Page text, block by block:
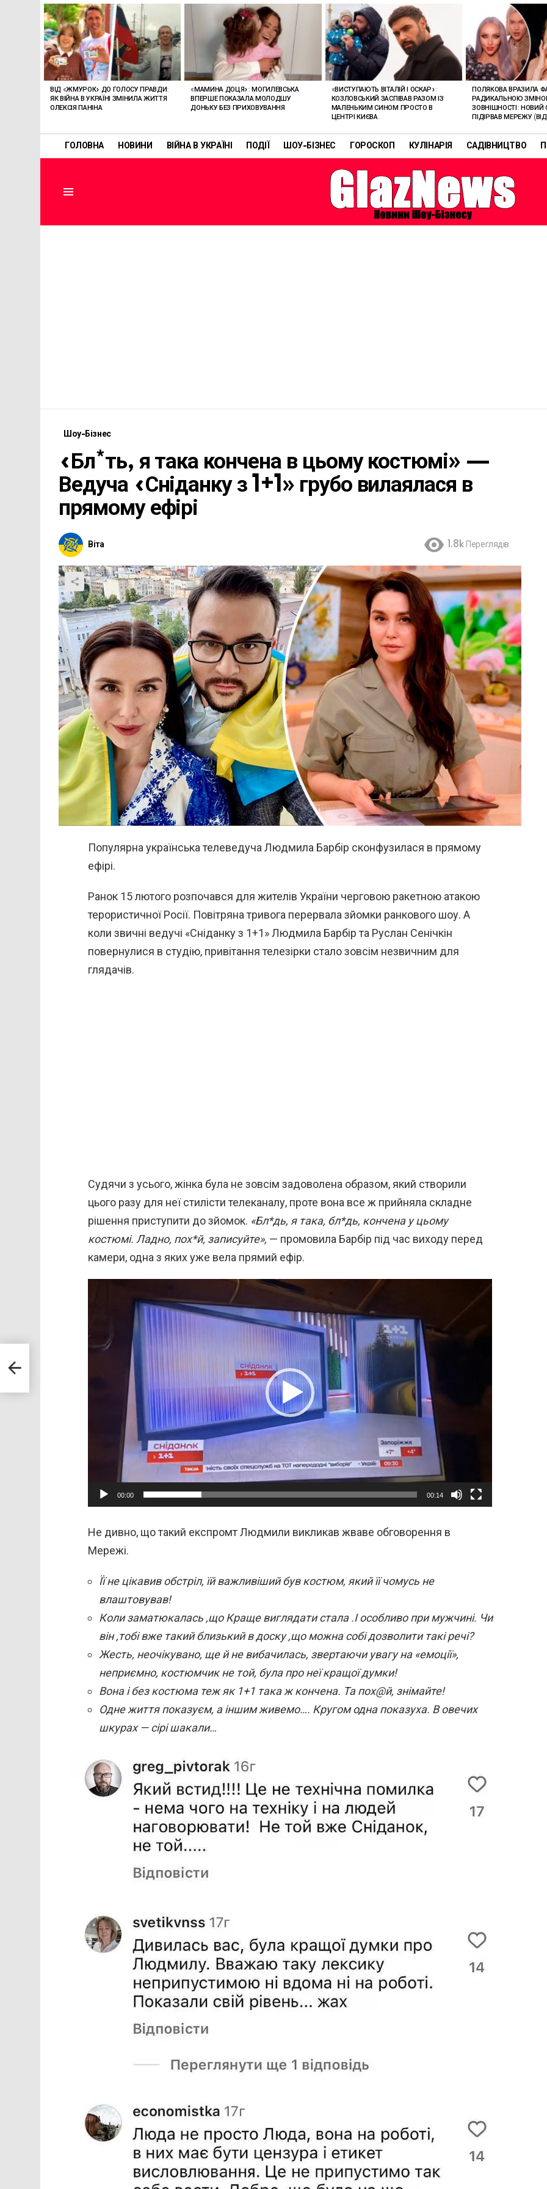
ГОЛОВНА НОВИНИ ВІЙНА В УКРАЇНІ ПОДІЇ ШОУ-БІЗНЕС ГОРОСКОП КУЛІНАРІЯ САДІВНИЦТВО
ОСТАННІ
СТАТТІ
ВІД «ЖМУРОК» ДО ГОЛОСУ ПРАВДИ:
ЯК ВІЙНА В УКРАЇНІ ЗМІНИЛА ЖИТТЯ
ОЛЕКСІЯ ПАНІНА
«МАМИНА ДОЦЯ»: МОГИЛЕВСЬКА
ВПЕРШЕ ПОКАЗАЛА МОЛОДШУ
ДОНЬКУ БЕЗ ПРИХОВУВАННЯ
«ВИСТУПАЮТЬ ВІТАЛІЙ І ОСКАР»:
КОЗЛОВСЬКИЙ ЗАСПІВАВ РАЗОМ ІЗ
МАЛЕНЬКИМ СИНОМ ПРОСТО В
ЦЕНТРІ КИЄВА.
ПОЛЯКОВА ВРАЗИЛА
РАДИКАЛЬНОЮ
ЗОВНІШНОСТІ: НОВИЙ
ПІДІРВАВ МЕРЕЖУ
Шоу-Бізнес
«Бл*ть, я така кончена в цьому костюмі» —
Ведуча «Сніданку з 1+1» грубо вилаялася в
прямому ефірі
Віта 1.8k Переглядів
Популярна українська телеведуча Людмила Барбір сконфузилася в прямому
ефірі.
Ранок 15 лютого розпочався для жителів України черговою ракетною атакою
терористичної Росії. Повітряна тривога перервала зйомки ранкового шоу. А
коли звичні ведучі «Сніданку з 1+1» Людмила Барбір та Руслан Сенічкін
повернулися в студію, привітання телезірки стало зовсім незвичним для
глядачів.
Судячи з усього, жінка була не зовсім задоволена образом, який створили
цього разу для неї стилісти телеканалу, проте вона все ж прийняла складне
рішення приступити до зйомок. «Бл*дь, я така, бл*дь, кончена у цьому
костюмі. Ладно, пох*й, записуйте», — промовила Барбір під час виходу перед
камери, одна з яких уже вела прямий ефір.
00:00 00:14
Не дивно, що такий експромт Людмили викликав жваве обговорення в
Мережі.
Її не цікавив обстріл, їй важливіший був костюм, який її чомусь не
влаштовував!
Коли заматюкалась ,що Краще виглядати стала .І особливо при мужчині. Чи
він ,тобі вже такий близький в доску ,що можна собі дозволити такі речі?
Жесть, неочікувано, ще й не вибачилась, звертаючи увагу на «емоції»,
неприємно, костюмчик не той, була про неї кращої думки!
Вона і без костюма теж як 1+1 така ж кончена. Та пох@й, знімайте!
Одне життя показуєм, а іншим живемо…. Кругом одна показуха. В овечих
шкурах — сірі шакали…